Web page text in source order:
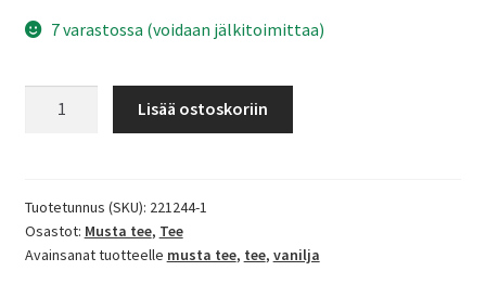
7 varastossa (voidaan jälkitoimittaa)
tee
määrä
Lisää ostoskoriin
Tuotetunnus (SKU): 221244-1
Osastot: Musta tee, Tee
Avainsanat tuotteelle musta tee, tee, vanilja